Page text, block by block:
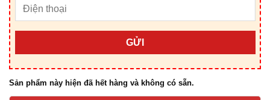
GỬI
Sản phẩm này hiện đã hết hàng và không có sẵn.